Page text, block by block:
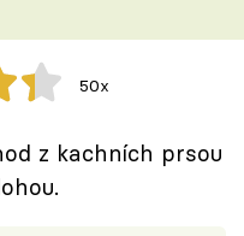
50x
z kachních prsou